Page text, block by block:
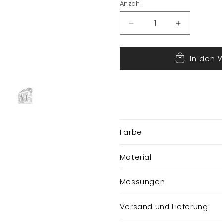
Anzahl
Verringere
die
Menge
Morgenstern
Erhöhe
die
Menge
für In den
Farbe
Material
Messungen
Versand und Lieferung